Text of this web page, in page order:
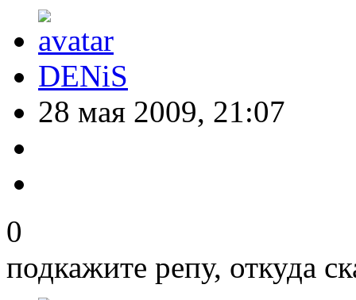
DENiS
28 мая 2009, 21:07
0
подкажите репу, откуда